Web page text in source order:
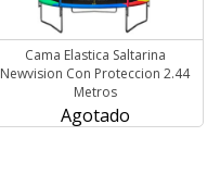
Cama Elastica Saltarina
Newvision Con Proteccion 2.44
Metros
Agotado